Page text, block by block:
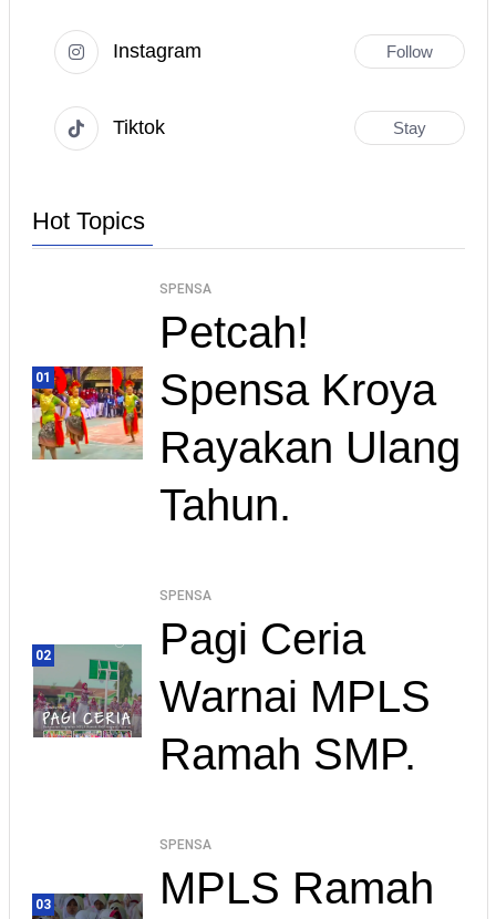
Instagram Follow
Tiktok Stay
Hot Topics
01
SPENSA
Petcah!
Spensa Kroya
Rayakan Ulang
Tahun.
02
SPENSA
Pagi Ceria
Warnai MPLS
Ramah SMP.
03
SPENSA
MPLS Ramah